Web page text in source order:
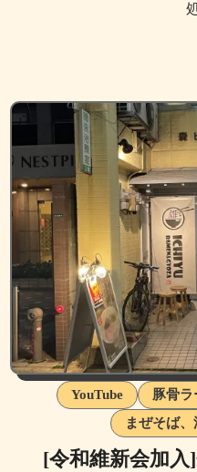
YouTube 豚骨ラ
まぜそば
[令和維新会加